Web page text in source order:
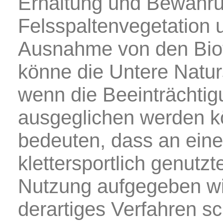
Felsspaltenvegetation
Ausnahme von den
könne die Untere
wenn die
ausgeglichen werden
bedeuten, dass an
klettersportlich
Nutzung aufgegeben
derartiges Verfahren